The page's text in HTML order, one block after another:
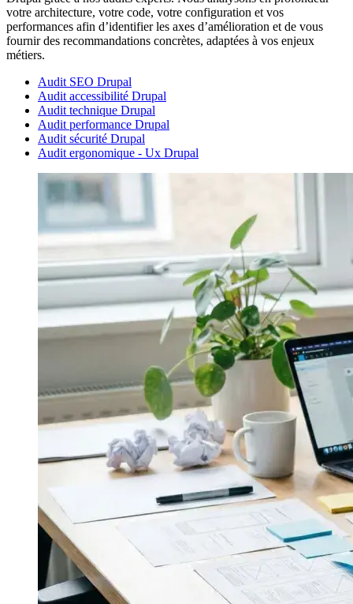
votre architecture, votre code, votre configuration et vos
performances afin d’identifier les axes d’amélioration et de vous
fournir des recommandations concrètes, adaptées à vos enjeux
métiers.
Audit SEO Drupal
Audit accessibilité Drupal
Audit technique Drupal
Audit performance Drupal
Audit sécurité Drupal
Audit ergonomique - Ux Drupal